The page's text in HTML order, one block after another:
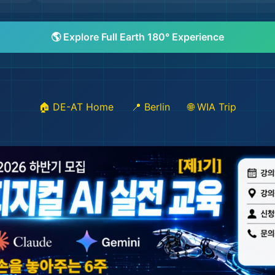
🌎 Explore Full Earth 180° Experience
🏠 DE-AT Home 📍 Berlin 🌐 WIA Trip